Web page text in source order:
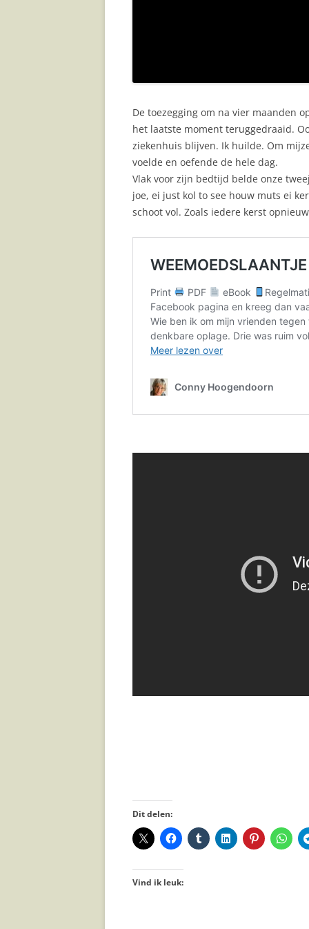
De toezegging om na vier maanden
het laatste moment teruggedraaid.
ziekenhuis blijven. Ik huilde. Om
voelde en oefende de hele dag.
Vlak voor zijn bedtijd belde onze
joe, ei just kol to see houw muts ei
schoot vol. Zoals iedere kerst
Dit delen:
Vind ik leuk: